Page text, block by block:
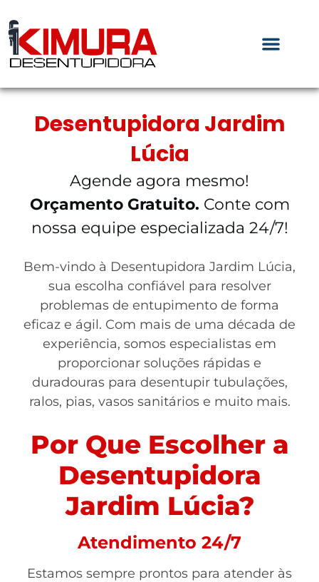
Desentupidora Jardim
Lúcia
Agende agora mesmo!
Orçamento Gratuito. Conte com
nossa equipe especializada 24/7!
Bem-vindo à Desentupidora Jardim Lúcia,
sua escolha confiável para resolver
problemas de entupimento de forma
eficaz e ágil. Com mais de uma década de
experiência, somos especialistas em
proporcionar soluções rápidas e
duradouras para desentupir tubulações,
ralos, pias, vasos sanitários e muito mais.
Por Que Escolher a
Desentupidora
Jardim Lúcia?
Atendimento 24/7
Estamos sempre prontos para atender às